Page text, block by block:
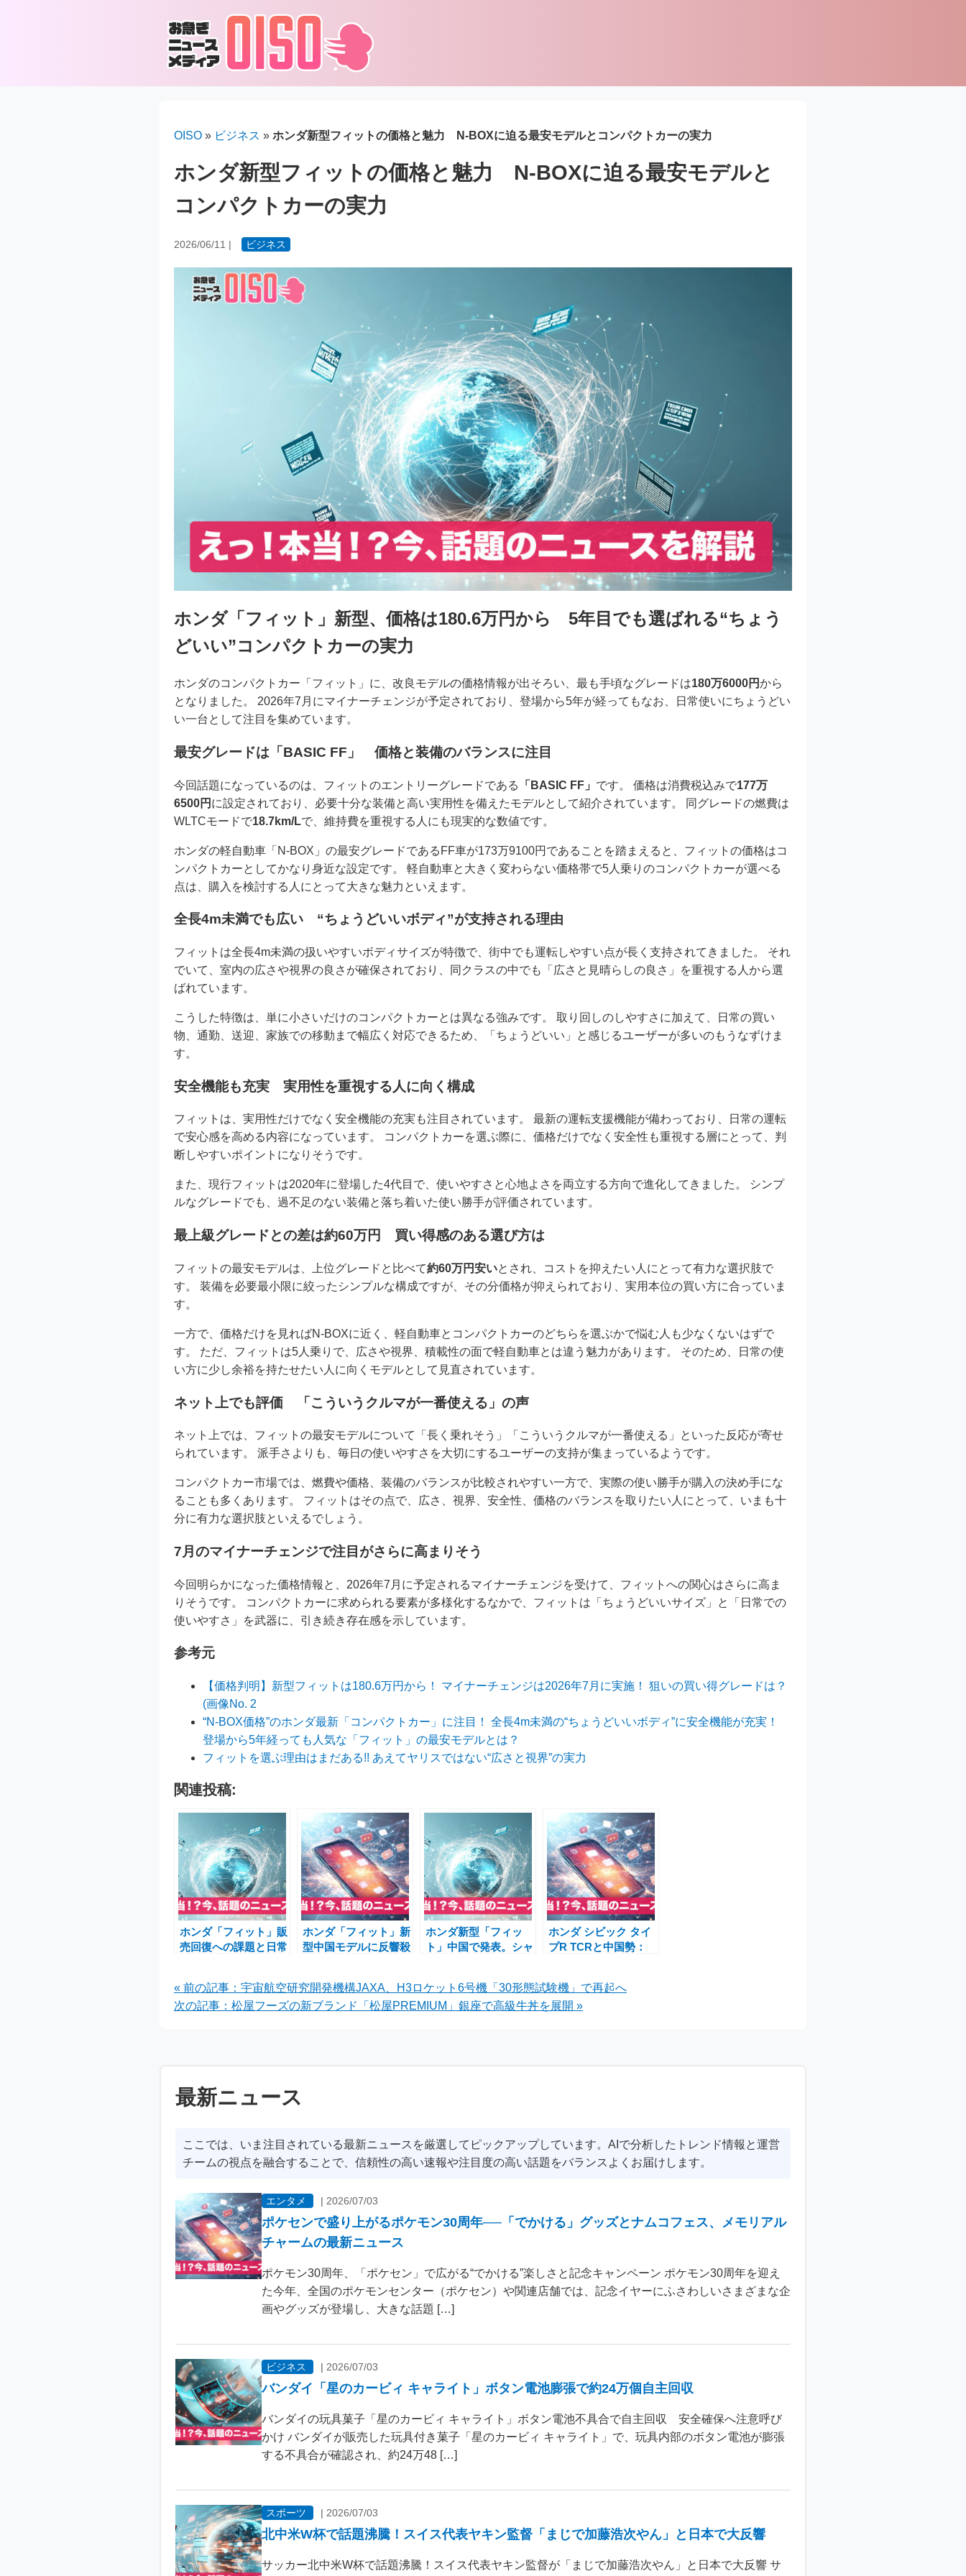
OISO » ビジネス » ホンダ新型フィットの価格と魅力 N-BOXに迫る最安モデルとコンパクトカーの実力
ホンダ新型フィットの価格と魅力 N-BOXに迫る最安モデルと
コンパクトカーの実力
2026/06/11 | ビジネス
ホンダ「フィット」新型、価格は180.6万円から 5年目でも選ばれる“ちょう
どいい”コンパクトカーの実力
ホンダのコンパクトカー「フィット」に、改良モデルの価格情報が出そろい、最も手頃なグレードは180万6000円から
となりました。 2026年7月にマイナーチェンジが予定されており、登場から5年が経ってもなお、日常使いにちょうどい
い一台として注目を集めています。
最安グレードは「BASIC FF」 価格と装備のバランスに注目
今回話題になっているのは、フィットのエントリーグレードである 「BASIC FF」 です。 価格は消費税込みで177万
6500円 に設定されており、必要十分な装備と高い実用性を備えたモデルとして紹介されています。 同グレードの燃費は
WLTCモードで18.7km/Lで、維持費を重視する人にも現実的な数値です。
ホンダの軽自動車「N-BOX」の最安グレードであるFF車が173万9100円であることを踏まえると、フィットの価格はコ
ンパクトカーとしてかなり身近な設定です。 軽自動車と大きく変わらない価格帯で5人乗りのコンパクトカーが選べる
点は、購入を検討する人にとって大きな魅力といえます。
全長4m未満でも広い “ちょうどいいボディ”が支持される理由
フィットは全長4m未満の扱いやすいボディサイズが特徴で、街中でも運転しやすい点が長く支持されてきました。 それ
でいて、室内の広さや視界の良さが確保されており、同クラスの中でも「広さと見晴らしの良さ」を重視する人から選
ばれています。
こうした特徴は、単に小さいだけのコンパクトカーとは異なる強みです。 取り回しのしやすさに加えて、日常の買い
物、通勤、送迎、家族での移動まで幅広く対応できるため、「ちょうどいい」と感じるユーザーが多いのもうなずけま
す。
安全機能も充実 実用性を重視する人に向く構成
フィットは、実用性だけでなく安全機能の充実も注目されています。 最新の運転支援機能が備わっており、日常の運転
で安心感を高める内容になっています。 コンパクトカーを選ぶ際に、価格だけでなく安全性も重視する層にとって、判
断しやすいポイントになりそうです。
また、現行フィットは2020年に登場した4代目で、使いやすさと心地よさを両立する方向で進化してきました。 シンプ
ルなグレードでも、過不足のない装備と落ち着いた使い勝手が評価されています。
最上級グレードとの差は約60万円 買い得感のある選び方は
フィットの最安モデルは、上位グレードと比べて約60万円安いとされ、コストを抑えたい人にとって有力な選択肢で
す。 装備を必要最小限に絞ったシンプルな構成ですが、その分価格が抑えられており、実用本位の買い方に合っていま
す。
一方で、価格だけを見ればN-BOXに近く、軽自動車とコンパクトカーのどちらを選ぶかで悩む人も少なくないはずで
す。 ただ、フィットは5人乗りで、広さや視界、積載性の面で軽自動車とは違う魅力があります。 そのため、日常の使
い方に少し余裕を持たせたい人に向くモデルとして見直されています。
ネット上でも評価 「こういうクルマが一番使える」の声
ネット上では、フィットの最安モデルについて「長く乗れそう」「こういうクルマが一番使える」といった反応が寄せ
られています。 派手さよりも、毎日の使いやすさを大切にするユーザーの支持が集まっているようです。
コンパクトカー市場では、燃費や価格、装備のバランスが比較されやすい一方で、実際の使い勝手が購入の決め手にな
ることも多くあります。 フィットはその点で、広さ、視界、安全性、価格のバランスを取りたい人にとって、いまも十
分に有力な選択肢といえるでしょう。
7月のマイナーチェンジで注目がさらに高まりそう
今回明らかになった価格情報と、2026年7月に予定されるマイナーチェンジを受けて、フィットへの関心はさらに高ま
りそうです。 コンパクトカーに求められる要素が多様化するなかで、フィットは「ちょうどいいサイズ」と「日常での
使いやすさ」を武器に、引き続き存在感を示しています。
参考元
【価格判明】新型フィットは180.6万円から！ マイナーチェンジは2026年7月に実施！ 狙いの買い得グレードは？
(画像No. 2
“N-BOX価格”のホンダ最新「コンパクトカー」に注目！ 全長4m未満の“ちょうどいいボディ”に安全機能が充実！
登場から5年経っても人気な「フィット」の最安モデルとは？
フィットを選ぶ理由はまだある!! あえてヤリスではない“広さと視界”の実力
関連投稿:
ホンダ「フィット」販
売回復への課題と日常
ホンダ「フィット」新
型中国モデルに反響殺
紀の歩み
ホンダ新型「フィッ
ト」中国で発表。シャ
3000台の賭けに出た
理由
ホンダ シビック タイ
プR TCRと中国勢：
時代の競争軸
« 前の記事：宇宙航空研究開発機構JAXA、H3ロケット6号機「30形態試験機」で再起へ
次の記事：松屋フーズの新ブランド「松屋PREMIUM」銀座で高級牛丼を展開 »
最新ニュース
ここでは、いま注目されている最新ニュースを厳選してピックアップしています。AIで分析したトレンド情報と運営
チームの視点を融合することで、信頼性の高い速報や注目度の高い話題をバランスよくお届けします。
エンタメ | 2026/07/03
ポケセンで盛り上がるポケモン30周年──「でかける」グッズとナムコフェス、メモリアル
チャームの最新ニュース
ポケモン30周年、「ポケセン」で広がる“でかける”楽しさと記念キャンペーン ポケモン30周年を迎え
た今年、全国のポケモンセンター（ポケセン）や関連店舗では、記念イヤーにふさわしいさまざまな企
画やグッズが登場し、大きな話題 […]
ビジネス | 2026/07/03
バンダイ「星のカービィ キャライト」ボタン電池膨張で約24万個自主回収
バンダイの玩具菓子「星のカービィ キャライト」ボタン電池不具合で自主回収 安全確保へ注意呼び
かけ バンダイが販売した玩具付き菓子「星のカービィ キャライト」で、玩具内部のボタン電池が膨張
する不具合が確認され、約24万48 […]
スポーツ | 2026/07/03
北中米W杯で話題沸騰！スイス代表ヤキン監督「まじで加藤浩次やん」と日本で大反響
サッカー北中米W杯で話題沸騰！スイス代表ヤキン監督が「まじで加藤浩次やん」と日本で大反響 サ